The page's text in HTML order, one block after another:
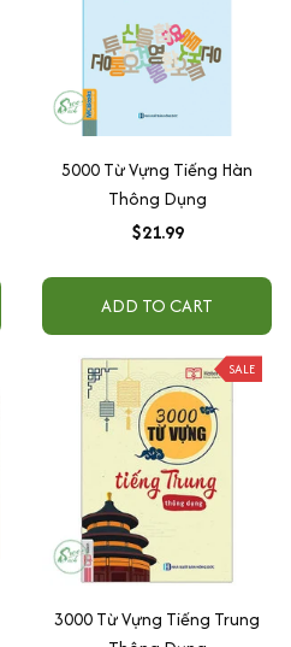
5000 Từ Vựng Tiếng Hàn
Thông Dụng
$21.99
ADD TO CART
SALE
3000 Từ Vựng Tiếng Trung